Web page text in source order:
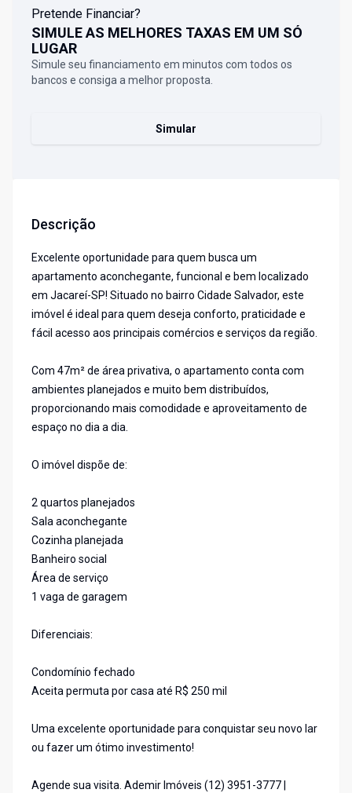
Pretende Financiar?
SIMULE AS MELHORES TAXAS EM UM SÓ
LUGAR
Simule seu financiamento em minutos com todos os
bancos e consiga a melhor proposta.
Simular
Descrição
Excelente oportunidade para quem busca um
apartamento aconchegante, funcional e bem localizado
em Jacareí-SP! Situado no bairro Cidade Salvador, este
imóvel é ideal para quem deseja conforto, praticidade e
fácil acesso aos principais comércios e serviços da região.
Com 47m² de área privativa, o apartamento conta com
ambientes planejados e muito bem distribuídos,
proporcionando mais comodidade e aproveitamento de
espaço no dia a dia.
O imóvel dispõe de:
2 quartos planejados
Sala aconchegante
Cozinha planejada
Banheiro social
Área de serviço
1 vaga de garagem
Diferenciais:
Condomínio fechado
Aceita permuta por casa até R$ 250 mil
Uma excelente oportunidade para conquistar seu novo lar
ou fazer um ótimo investimento!
Agende sua visita. Ademir Imóveis (12) 3951-3777 |